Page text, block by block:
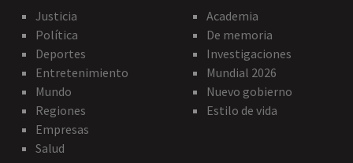
Justicia
Política
Deportes
Entretenimiento
Mundo
Regiones
Empresas
Salud
Academia
De memoria
Investigaciones
Mundial 2026
Nuevo gobierno
Estilo de vida